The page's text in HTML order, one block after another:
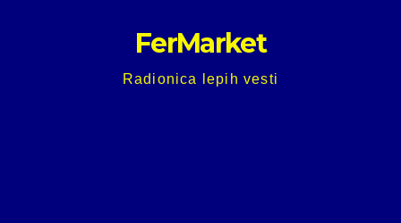
FerMarket
Radionica lepih vesti